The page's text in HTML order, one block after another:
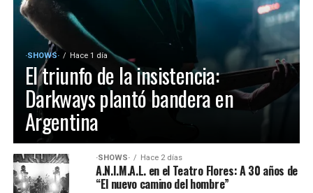
·SHOWS· Hace 1 día
El triunfo de la insistencia:
Darkways plantó bandera en
Argentina
·SHOWS· Hace 2 días
A.N.I.M.A.L. en el Teatro Flores: A 30 años de
“El nuevo camino del hombre”